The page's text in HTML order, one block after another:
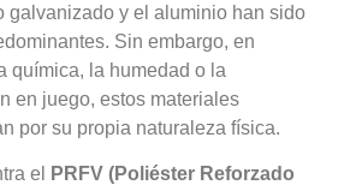
galvanizado y el aluminio han sido
Sin embargo, en
química, la humedad o la
en juego, estos materiales
por su propia naturaleza física.
el
PRFV (Poliéster Reforzado